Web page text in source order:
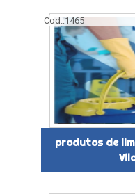
Cod.:1465
produtos de